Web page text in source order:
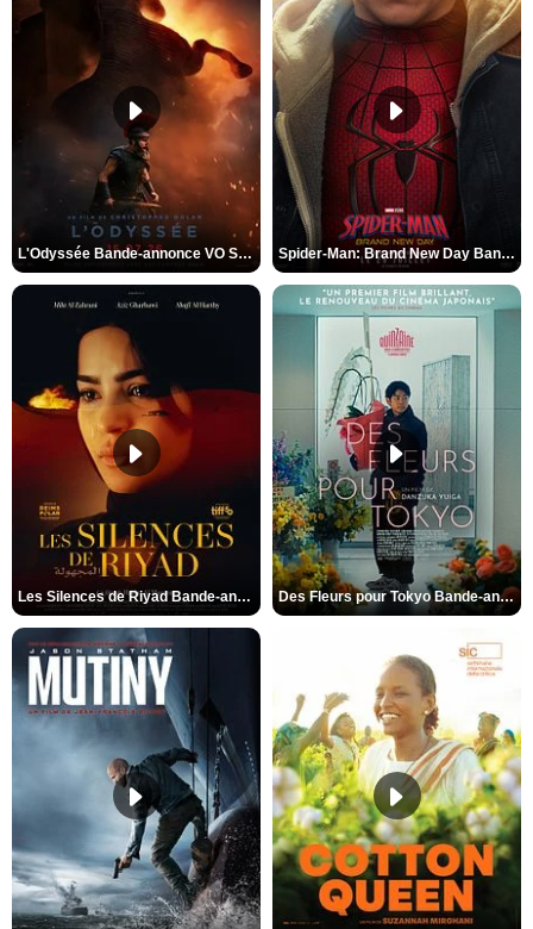
L'Odyssée Bande-annonce VO STFR Spider-Man: Brand New Day Bande-annonce VO STFR
Les Silences de Riyad Bande-annonce VO STFR Des Fleurs pour Tokyo Bande-annonce VO STFR